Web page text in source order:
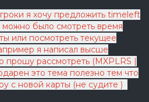
я хочу предложить timeleft
можно было смотреть время
или посмотреть текущее
я написал высше
прошу рассмотреть (MXPLRS |
это тема полезно тем что
с новой карты (не судите )